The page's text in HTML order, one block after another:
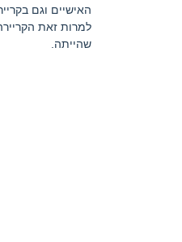
האישיים וגם
למרות זאת
שהייתה.